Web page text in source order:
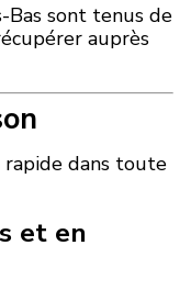
Bas sont tenus de
auprès
rapide dans toute
et en